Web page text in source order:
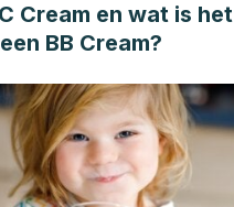
Cream en wat is het
BB Cream?